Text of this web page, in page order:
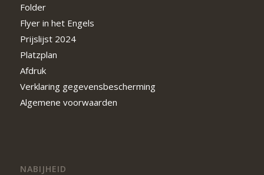
Folder
Flyer in het Engels
Prijslijst 2024
Platzplan
Afdruk
Verklaring gegevensbescherming
Algemene voorwaarden
NABIJHEID